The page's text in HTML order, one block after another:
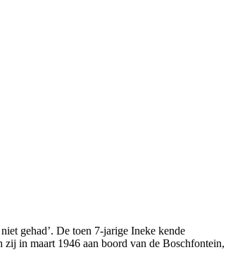
gehad’. De toen 7-jarige Ineke kende
in maart 1946 aan boord van de Boschfontein,